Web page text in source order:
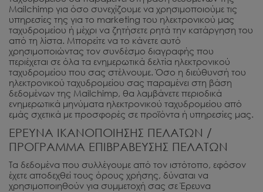
Mailchimp για όσο συνεχίζουμε να χρησιμοποιούμε τις
υπηρεσίες της για το marketing του ηλεκτρονικού μας
ταχυδρομείου ή μέχρι να ζητήσετε ρητά την κατάργηση του
από τη λίστα. Μπορείτε να το κάνετε αυτό
χρησιμοποιώντας τον συνδέσμο διαγραφής που
περιέχεται σε όλα τα ενημερωτικά δελτία ηλεκτρονικού
ταχυδρομείου που σας στέλνουμε. Όσο η διεύθυνσή του
ηλεκτρονικού ταχυδρομείου σας παραμένει στη βάση
δεδομένων της Mailchimp, θα λαμβάνετε περιοδικά
ενημερωτικά μηνύματα ηλεκτρονικού ταχυδρομείου από
εμάς σχετικά με προσφορές σε προϊόντα ή υπηρεσίες μας.
ΕΡΕΥΝΑ ΙΚΑΝΟΠΟΙΗΣΗΣ ΠΕΛΑΤΩΝ /
ΠΡΟΓΡΑΜΜΑ ΕΠΙΒΡΑΒΕΥΣΗΣ ΠΕΛΑΤΩΝ
Τα δεδομένα που συλλέγουμε από τον ιστότοπο, εφόσον
έχετε αποδεχθεί τους όρους χρήσης, δύναται να
χρησιμοποιηθούν για συμμετοχή σας σε Έρευνα